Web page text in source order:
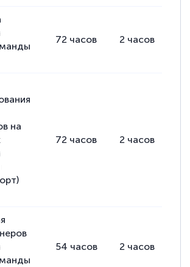
72 часов 2 часов
на
72 часов 2 часов
54 часов 2 часов